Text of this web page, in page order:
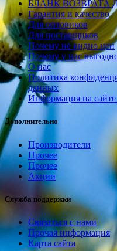
БЛАНК ВОЗВРАТА
Гарантия и качество
Для оптовиков
Для поставщиков
Почему не видно цен
Почему у нас
О нас
Политика
данных
Информация на
Дополнительно
Производители
Прочее
Прочее
Акции
Служба поддержки
Связаться с нами
Прочая информация
Карта сайта